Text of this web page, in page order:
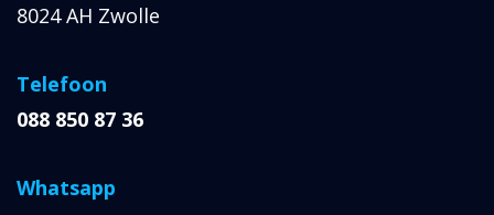
8024 AH Zwolle
Telefoon
088 850 87 36
Whatsapp